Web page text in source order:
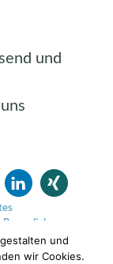
und
Permalink
und
wir Cookies.